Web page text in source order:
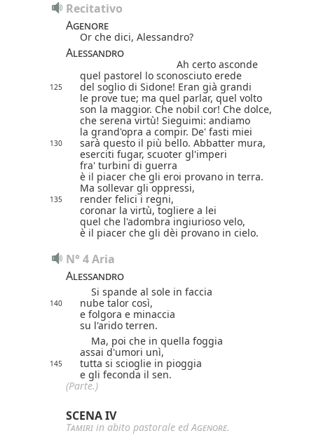
Recitativo
Agenore
Or che dici, Alessandro?
Alessandro
Ah certo asconde
quel pastorel lo sconosciuto erede
125
del soglio di Sidone! Eran già grandi
le prove tue; ma quel parlar, quel volto
son la maggior. Che nobil cor! Che dolce,
che serena virtù! Sieguimi: andiamo
la grand'opra a compir. De' fasti miei
130
sarà questo il più bello. Abbatter mura,
eserciti fugar, scuoter gl'imperi
fra' turbini di guerra
è il piacer che gli eroi provano in terra.
Ma sollevar gli oppressi,
135
render felici i regni,
coronar la virtù, togliere a lei
quel che l'adombra ingiurioso velo,
è il piacer che gli dèi provano in cielo.
N° 4 Aria
Alessandro
Si spande al sole in faccia
140
nube talor così,
e folgora e minaccia
su l'arido terren.
Ma, poi che in quella foggia
assai d'umori unì,
145
tutta si scioglie in pioggia
e gli feconda il sen.
(Parte.)
SCENA IV
Tamiri in abito pastorale edAgenore.